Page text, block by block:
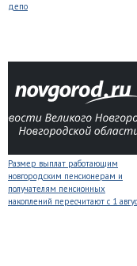
депо
Размер выплат работающим
новгородским пенсионерам и
получателям пенсионных
накоплений пересчитают с 1